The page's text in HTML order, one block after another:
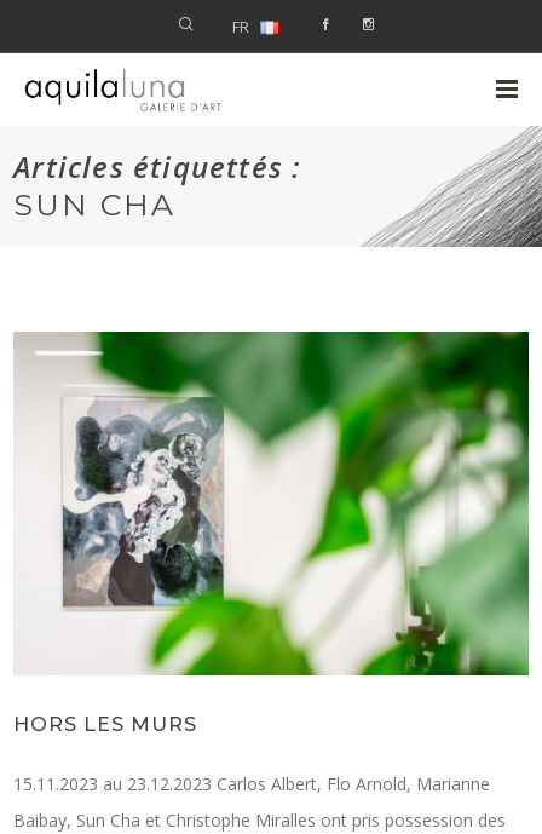
FR
Articles étiquettés :
SUN CHA
HORS LES MURS
15.11.2023 au 23.12.2023 Carlos Albert, Flo Arnold, Marianne
Baibay, Sun Cha et Christophe Miralles ont pris possession des